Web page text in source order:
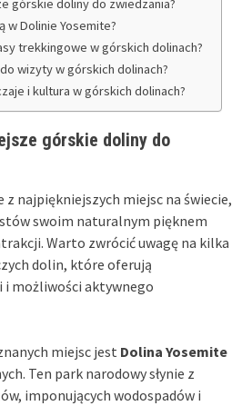
górskie doliny do zwiedzania?
w Dolinie Yosemite?
trekkingowe w górskich dolinach?
wizyty w górskich dolinach?
i kultura w górskich dolinach?
górskie doliny do
najpiękniejszych miejsc na świecie,
swoim naturalnym pięknem
Warto zwrócić uwagę na kilka
dolin, które oferują
możliwości aktywnego
miejsc jest Dolina Yosemite
Ten park narodowy słynie z
imponujących wodospadów i